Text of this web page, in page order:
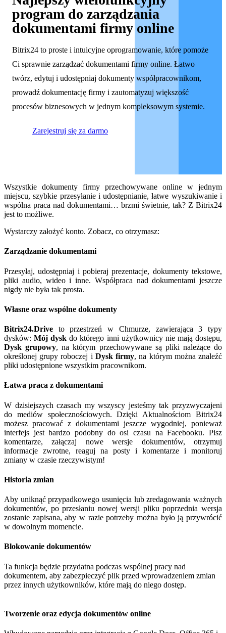
program do zarządzania
dokumentami firmy online
Bitrix24 to proste i intuicyjne oprogramowanie, które pomoże
Ci sprawnie zarządzać dokumentami firmy online. Łatwo
twórz, edytuj i udostępniaj dokumenty współpracownikom,
prowadź dokumentację firmy i zautomatyzuj większość
procesów biznesowych w jednym kompleksowym systemie.
Zarejestruj się za darmo
Wszystkie dokumenty firmy przechowywane online w jednym
miejscu, szybkie przesyłanie i udostępnianie, łatwe wyszukiwanie i
wspólna praca nad dokumentami… brzmi świetnie, tak? Z Bitrix24
jest to możliwe.
Wystarczy założyć konto. Zobacz, co otrzymasz:
Zarządzanie dokumentami
Przesyłaj, udostępniaj i pobieraj prezentacje, dokumenty tekstowe,
pliki audio, wideo i inne. Współpraca nad dokumentami jeszcze
nigdy nie była tak prosta.
Własne oraz wspólne dokumenty
Bitrix24.Drive to przestrzeń w Chmurze, zawierająca 3 typy
dysków:Mój dysk do którego inni użytkownicy nie mają dostępu,
Dysk grupowy, na którym przechowywane są pliki należące do
określonej grupy roboczej i Dysk firmy, na którym można znaleźć
pliki udostępnione wszystkim pracownikom.
Łatwa praca z dokumentami
W dzisiejszych czasach my wszyscy jesteśmy tak przyzwyczajeni
do mediów społecznościowych. Dzięki Aktualnościom Bitrix24
możesz pracować z dokumentami jeszcze wygodniej, ponieważ
interfejs jest bardzo podobny do osi czasu na Facebooku. Pisz
komentarze, załączaj nowe wersje dokumentów, otrzymuj
informacje zwrotne, reaguj na posty i komentarze i monitoruj
zmiany w czasie rzeczywistym!
Historia zmian
Aby uniknąć przypadkowego usunięcia lub zredagowania ważnych
dokumentów, po przesłaniu nowej wersji pliku poprzednia wersja
zostanie zapisana, aby w razie potrzeby można było ją przywrócić
w dowolnym momencie.
Blokowanie dokumentów
Ta funkcja będzie przydatna podczas wspólnej pracy nad
dokumentem, aby zabezpieczyć plik przed wprowadzeniem zmian
przez innych użytkowników, które mają do niego dostęp.
Tworzenie oraz edycja dokumentów online